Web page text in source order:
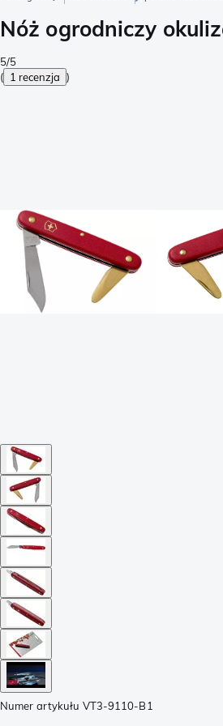
Nóż ogrodniczy
5/5
( 1 recenzja )
Numer artykułu VT3-9110-B1